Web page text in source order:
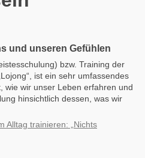
und unseren Gefühlen
bzw. Training der
ist ein sehr umfassendes
wie wir unser Leben erfahren und
hinsichtlich dessen, was wir
Alltag trainieren: „Nichts